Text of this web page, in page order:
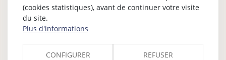
(cookies statistiques), avant de continuer votre visite
du site.
Plus d'informations
CONFIGURER REFUSER